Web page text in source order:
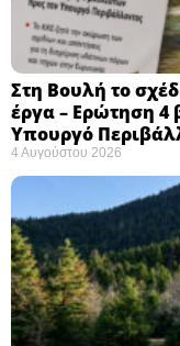
Στη Βουλή το
έργα – Ερώτηση 4
Υπουργό
4 Αυγούστου 2026